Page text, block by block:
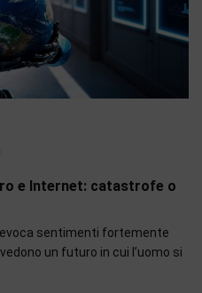
e Internet: catastrofe o
evoca sentimenti fortemente
un futuro in cui l’uomo si